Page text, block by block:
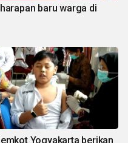
baru warga di
Yogyakarta berikan